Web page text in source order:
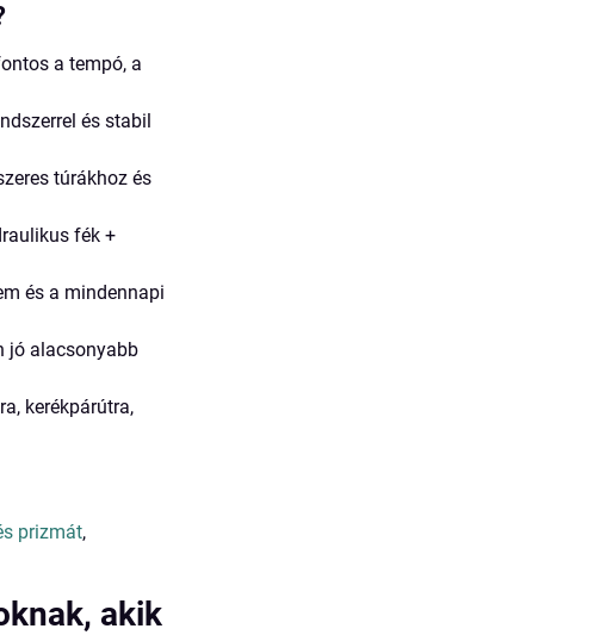
a tempó, a
és stabil
túrákhoz és
fék +
és a mindennapi
jó alacsonyabb
kerékpárútra,
prizmát,
akik